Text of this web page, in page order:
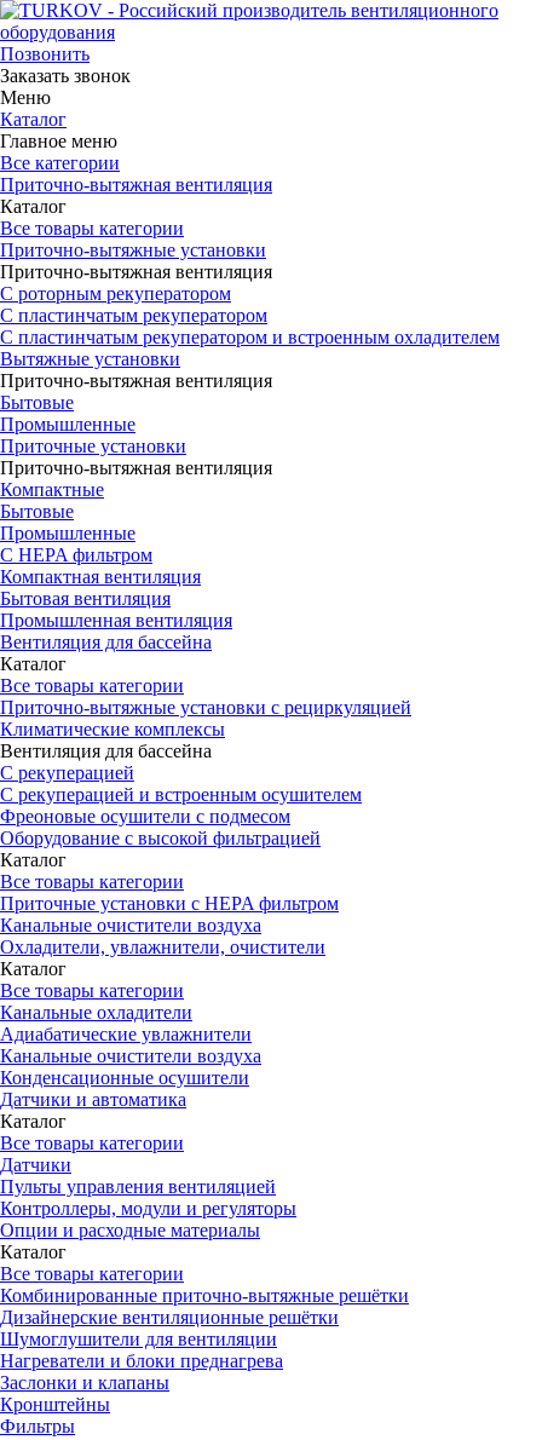
Позвонить
Заказать звонок
Меню
Каталог
Главное меню
Все категории
Приточно-вытяжная вентиляция
Каталог
Все товары категории
Приточно-вытяжные установки
Приточно-вытяжная вентиляция
С роторным рекуператором
С пластинчатым рекуператором
С пластинчатым рекуператором и встроенным охладителем
Вытяжные установки
Приточно-вытяжная вентиляция
Бытовые
Промышленные
Приточные установки
Приточно-вытяжная вентиляция
Компактные
Бытовые
Промышленные
С HEPA фильтром
Компактная вентиляция
Бытовая вентиляция
Промышленная вентиляция
Вентиляция для бассейна
Каталог
Все товары категории
Приточно-вытяжные установки с рециркуляцией
Климатические комплексы
Вентиляция для бассейна
С рекуперацией
С рекуперацией и встроенным осушителем
Фреоновые осушители с подмесом
Оборудование с высокой фильтрацией
Каталог
Все товары категории
Приточные установки c HEPA фильтром
Канальные очистители воздуха
Охладители, увлажнители, очистители
Каталог
Все товары категории
Канальные охладители
Адиабатические увлажнители
Канальные очистители воздуха
Конденсационные осушители
Датчики и автоматика
Каталог
Все товары категории
Датчики
Пульты управления вентиляцией
Контроллеры, модули и регуляторы
Опции и расходные материалы
Каталог
Все товары категории
Комбинированные приточно-вытяжные решётки
Дизайнерские вентиляционные решётки
Шумоглушители для вентиляции
Нагреватели и блоки преднагрева
Заслонки и клапаны
Кронштейны
Фильтры